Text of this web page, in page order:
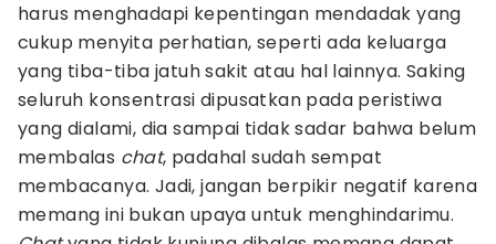
harus menghadapi kepentingan mendadak yang
cukup menyita perhatian, seperti ada keluarga
yang tiba-tiba jatuh sakit atau hal lainnya. Saking
seluruh konsentrasi dipusatkan pada peristiwa
yang dialami, dia sampai tidak sadar bahwa belum
membalas chat, padahal sudah sempat
membacanya. Jadi, jangan berpikir negatif karena
memang ini bukan upaya untuk menghindarimu.